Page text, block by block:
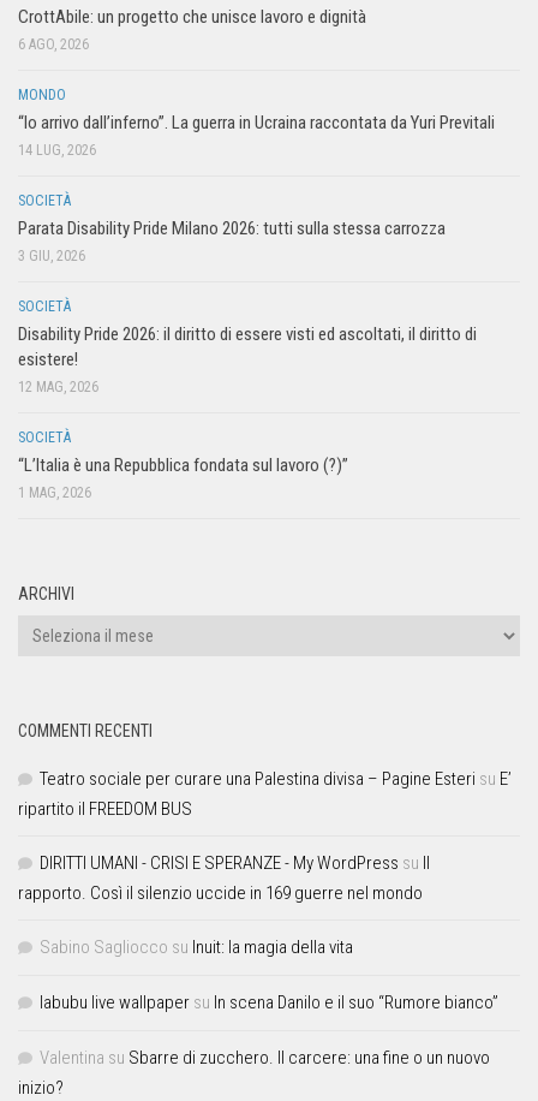
CrottAbile: un progetto che unisce lavoro e dignità
6 AGO, 2026
MONDO
“Io arrivo dall’inferno”. La guerra in Ucraina raccontata da Yuri Previtali
14 LUG, 2026
SOCIETÀ
Parata Disability Pride Milano 2026: tutti sulla stessa carrozza
3 GIU, 2026
SOCIETÀ
Disability Pride 2026: il diritto di essere visti ed ascoltati, il diritto di
esistere!
12 MAG, 2026
SOCIETÀ
“L’Italia è una Repubblica fondata sul lavoro (?)”
1 MAG, 2026
ARCHIVI
COMMENTI RECENTI
Teatro sociale per curare una Palestina divisa – Pagine Esteri su E’
ripartito il FREEDOM BUS
DIRITTI UMANI - CRISI E SPERANZE - My WordPress su Il
rapporto. Così il silenzio uccide in 169 guerre nel mondo
Sabino Sagliocco su Inuit: la magia della vita
labubu live wallpaper su In scena Danilo e il suo “Rumore bianco”
Valentina su Sbarre di zucchero. Il carcere: una fine o un nuovo
inizio?